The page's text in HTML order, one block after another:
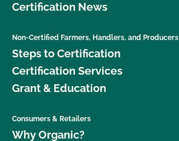
Certification News
Non-Certified Farmers, Handlers, and Producers
Steps to Certification
Certification Services
Grant & Education
Consumers & Retailers
Why Organic?